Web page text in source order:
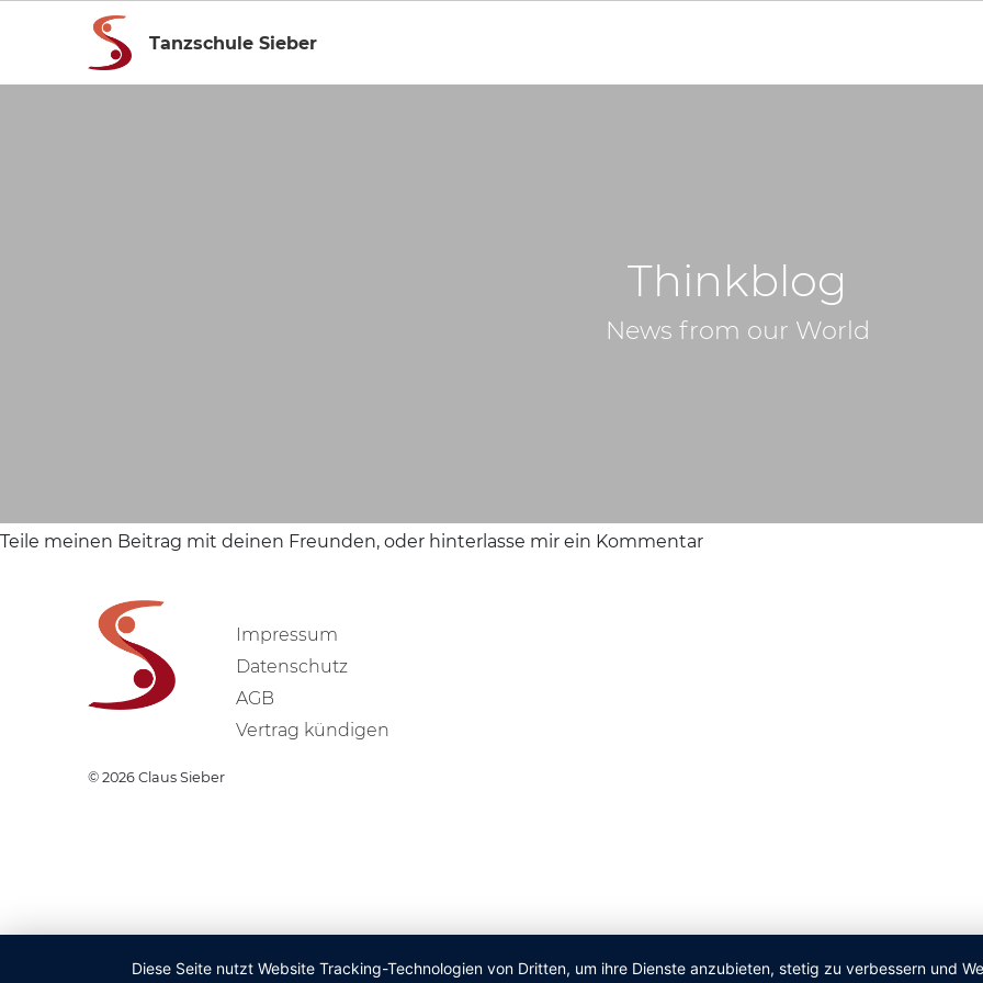
Tanzschule Sieber
Thinkblog
News from our World
Teile meinen Beitrag mit deinen Freunden, oder hinterlasse mir ein Kommentar
Impressum
Datenschutz
AGB
Vertrag kündigen
© 2026 Claus Sieber
Diese Seite nutzt Website Tracking-Technologien von Dritten, um ihre Dienste anzubieten, stetig zu verbessern und